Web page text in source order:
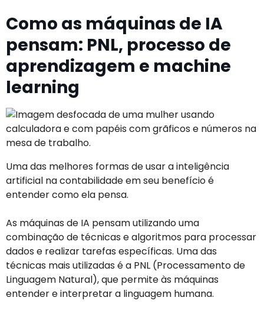
Como as máquinas de IA
pensam: PNL, processo de
aprendizagem e machine
learning
Uma das melhores formas de usar a inteligência
artificial na contabilidade em seu benefício é
entender como ela pensa.
As máquinas de IA pensam utilizando uma
combinação de técnicas e algoritmos para processar
dados e realizar tarefas específicas. Uma das
técnicas mais utilizadas é a PNL (Processamento de
Linguagem Natural), que permite às máquinas
entender e interpretar a linguagem humana.